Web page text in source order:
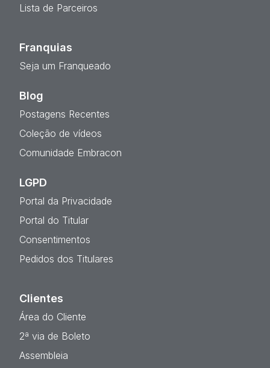
Lista de Parceiros
Franquias
Seja um Franqueado
Blog
Postagens Recentes
Coleção de vídeos
Comunidade Embracon
LGPD
Portal da Privacidade
Portal do Titular
Consentimentos
Pedidos dos Titulares
Clientes
Área do Cliente
2ª via de Boleto
Assembleia